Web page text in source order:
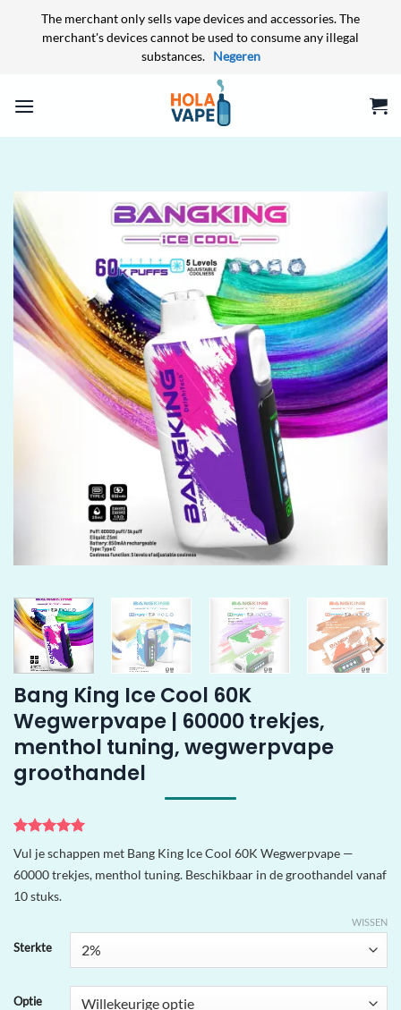
The merchant only sells vape devices and accessories. The
merchant's devices cannot be used to consume any illegal
substances. Negeren
naar
Bang King Ice Cool 60K
Wegwerpvape | 60000 trekjes,
menthol tuning, wegwerpvape
groothandel
Gewaardeerd
5op 5
gebaseerd
op
2
klant
waarderingen
Vul je schappen met Bang King Ice Cool 60K Wegwerpvape —
60000 trekjes, menthol tuning. Beschikbaar in de groothandel vanaf
10 stuks.
Sterkte
Optie
WISSEN